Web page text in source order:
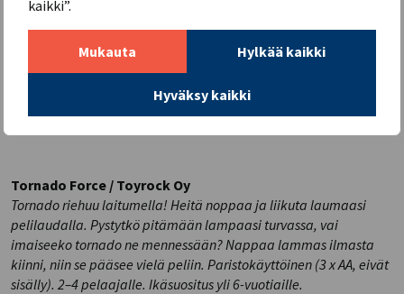
kaikki”.
Mukauta Hylkää kaikki
Hyväksy kaikki
Tornado Force / Toyrock Oy
Tornado riehuu laitumella! Heitä noppaa ja liikuta laumaasi
pelilaudalla. Pystytkö pitämään lampaasi turvassa, vai
imaiseeko tornado ne mennessään? Nappaa lammas ilmasta
kiinni, niin se pääsee vielä peliin. Paristokäyttöinen (3 x AA, eivät
sisälly). 2–4 pelaajalle. Ikäsuositus yli 6-vuotiaille.